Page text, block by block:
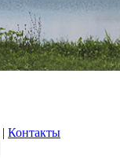
| Контакты